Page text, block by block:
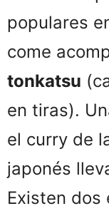
populares
come
tonkatsu
en tiras).
el curry de
japonés
Existen dos